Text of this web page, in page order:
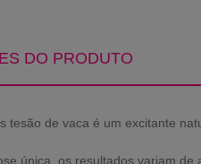
DO PRODUTO
tesão de vaca é um excitante
única, os resultados variam de